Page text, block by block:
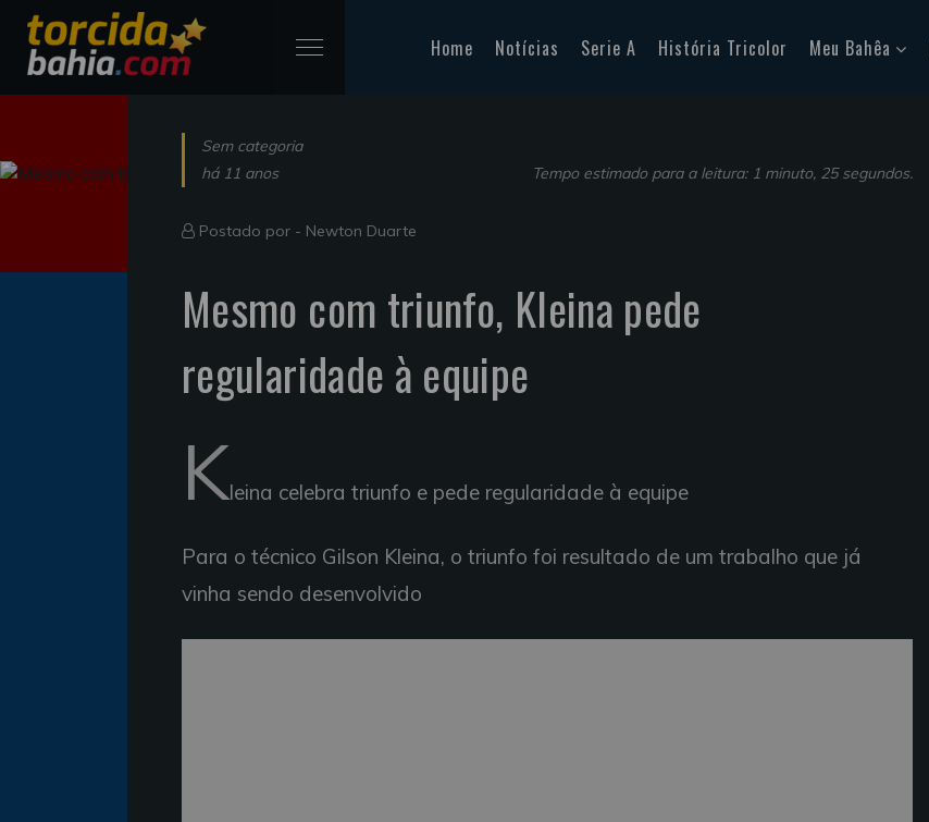
Home Notícias Serie A História Tricolor Meu Bahêa
Sem categoria
há 11 anos
Tempo estimado para a leitura: 1 minuto, 25 segundos.
Postado por - Newton Duarte
Mesmo com triunfo, Kleina pede
regularidade à equipe
Kleina celebra triunfo e pede regularidade à equipe
Para o técnico Gilson Kleina, o triunfo foi resultado de um trabalho que já
vinha sendo desenvolvido